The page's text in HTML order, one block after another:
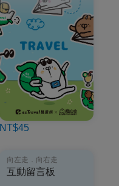
NT$45
向左走．向右走
互動留言板